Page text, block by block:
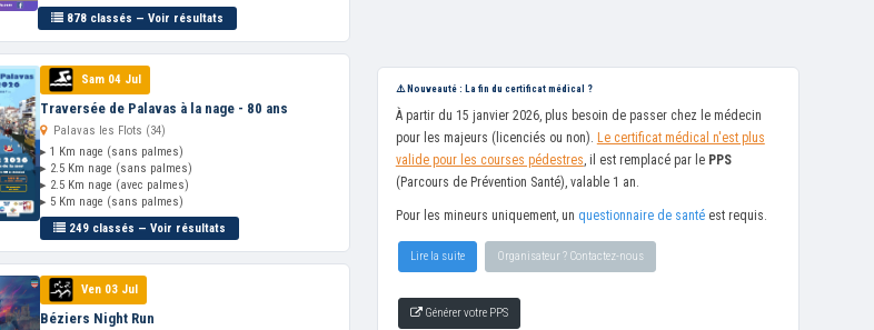
878 classés — Voir résultats
Sam 04 Jul
Traversée de Palavas à la nage - 80 ans
Palavas les Flots (34)
▸ 1 Km nage (sans palmes)
▸ 2.5 Km nage (sans palmes)
▸ 2.5 Km nage (avec palmes)
▸ 5 Km nage (sans palmes)
249 classés — Voir résultats
Ven 03 Jul
Béziers Night Run
⚠️ Nouveauté : La fin du certificat médical ?
À partir du 15 janvier 2026, plus besoin de passer chez le médecin
pour les majeurs (licenciés ou non). Le certificat médical n'est plus
valide pour les courses pédestres, il est remplacé par le PPS
(Parcours de Prévention Santé), valable 1 an.
Pour les mineurs uniquement, un questionnaire de santéest requis.
Lire la suite Organisateur ? Contactez-nous
Générer votre PPS